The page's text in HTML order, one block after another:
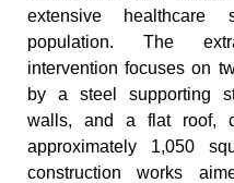
extensive
population. The
intervention focuses on
by a steel supporting
walls, and a flat roof,
approximately 1,050
construction works